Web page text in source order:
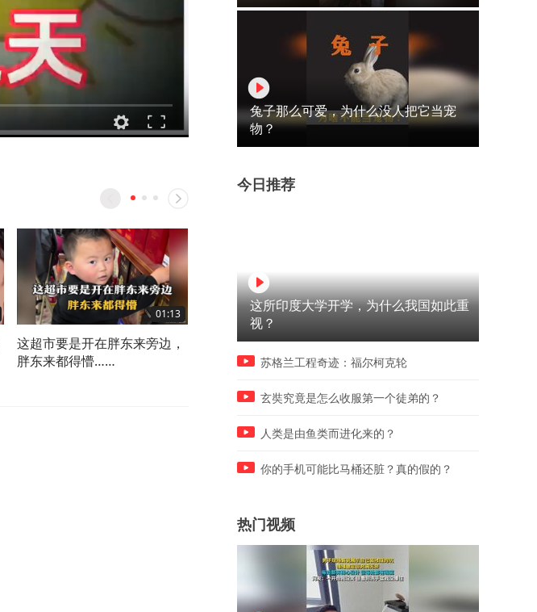
01:13
这超市要是开在胖东来旁边，
胖东来都得懵……
03:23
老板简直深明大义，人不能忘
记初心要记得自己来时路！
苏军士兵孤身一人团灭九名
军
兔子那么可爱，为什么没人把它当宠
物？
今日推荐
这所印度大学开学，为什么我国如此重
视？
苏格兰工程奇迹：福尔柯克轮
玄奘究竟是怎么收服第一个徒弟的？
人类是由鱼类而进化来的？
你的手机可能比马桶还脏？真的假的？
热门视频